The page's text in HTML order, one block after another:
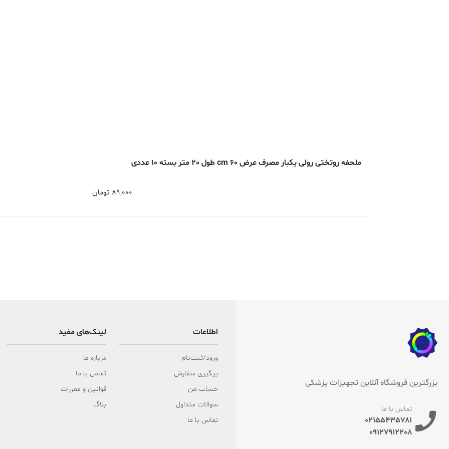
ملحفه روتختی رولی یکبار مصرف عرض 60 cm طول 20 متر بسته 10 عددی
89,000 تومان
بزرگترین فروشگاه آنلاین تجهیزات پزشکی
تماس با ما
02155435781
09127912208
اطلاعات
ورود/ثبت‌نام
پیگیری سفارش
حساب من
سوالات متداول
تماس با ما
لینک‌های مفید
درباره ما
تماس با ما
قوانین و مقررات
بلاگ